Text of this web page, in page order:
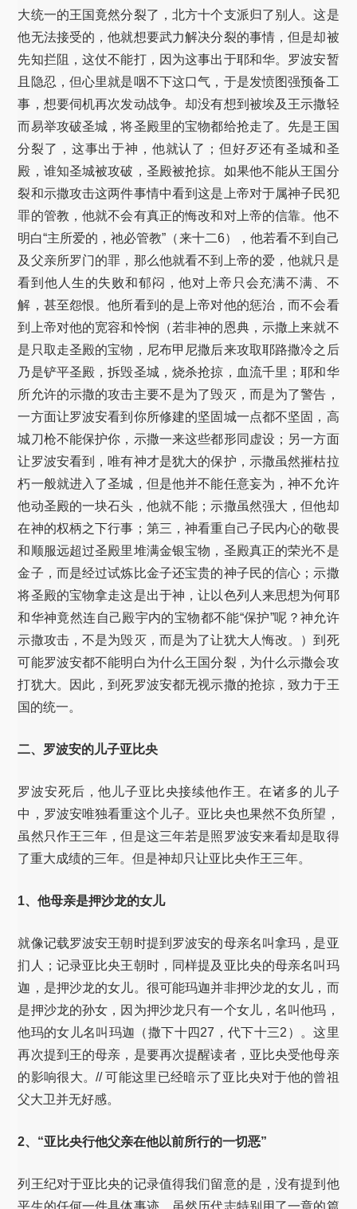
大统一的王国竟然分裂了，北方十个支派归了别人。这是
他无法接受的，他就想要武力解决分裂的事情，但是却被
先知拦阻，这仗不能打，因为这事出于耶和华。罗波安暂
且隐忍，但心里就是咽不下这口气，于是发愤图强预备工
事，想要伺机再次发动战争。却没有想到被埃及王示撒轻
而易举攻破圣城，将圣殿里的宝物都给抢走了。先是王国
分裂了，这事出于神，他就认了；但好歹还有圣城和圣
殿，谁知圣城被攻破，圣殿被抢掠。如果他不能从王国分
裂和示撒攻击这两件事情中看到这是上帝对于属神子民犯
罪的管教，他就不会有真正的悔改和对上帝的信靠。他不
明白“主所爱的，祂必管教”（来十二6），他若看不到自己
及父亲所罗门的罪，那么他就看不到上帝的爱，他就只是
看到他人生的失败和郁闷，他对上帝只会充满不满、不
解，甚至怨恨。他所看到的是上帝对他的惩治，而不会看
到上帝对他的宽容和怜悯（若非神的恩典，示撒上来就不
是只取走圣殿的宝物，尼布甲尼撒后来攻取耶路撒冷之后
乃是铲平圣殿，拆毁圣城，烧杀抢掠，血流千里；耶和华
所允许的示撒的攻击主要不是为了毁灭，而是为了警告，
一方面让罗波安看到你所修建的坚固城一点都不坚固，高
城刀枪不能保护你，示撒一来这些都形同虚设；另一方面
让罗波安看到，唯有神才是犹大的保护，示撒虽然摧枯拉
朽一般就进入了圣城，但是他并不能任意妄为，神不允许
他动圣殿的一块石头，他就不能；示撒虽然强大，但他却
在神的权柄之下行事；第三，神看重自己子民内心的敬畏
和顺服远超过圣殿里堆满金银宝物，圣殿真正的荣光不是
金子，而是经过试炼比金子还宝贵的神子民的信心；示撒
将圣殿的宝物拿走这是出于神，让以色列人来思想为何耶
和华神竟然连自己殿宇内的宝物都不能“保护”呢？神允许
示撒攻击，不是为毁灭，而是为了让犹大人悔改。）到死
可能罗波安都不能明白为什么王国分裂，为什么示撒会攻
打犹大。因此，到死罗波安都无视示撒的抢掠，致力于王
国的统一。
二、罗波安的儿子亚比央
罗波安死后，他儿子亚比央接续他作王。在诸多的儿子
中，罗波安唯独看重这个儿子。亚比央也果然不负所望，
虽然只作王三年，但是这三年若是照罗波安来看却是取得
了重大成绩的三年。但是神却只让亚比央作王三年。
1、他母亲是押沙龙的女儿
就像记载罗波安王朝时提到罗波安的母亲名叫拿玛，是亚
扪人；记录亚比央王朝时，同样提及亚比央的母亲名叫玛
迦，是押沙龙的女儿。很可能玛迦并非押沙龙的女儿，而
是押沙龙的孙女，因为押沙龙只有一个女儿，名叫他玛，
他玛的女儿名叫玛迦（撒下十四27，代下十三2）。这里
再次提到王的母亲，是要再次提醒读者，亚比央受他母亲
的影响很大。// 可能这里已经暗示了亚比央对于他的曾祖
父大卫并无好感。
2、“亚比央行他父亲在他以前所行的一切恶”
列王纪对于亚比央的记录值得我们留意的是，没有提到他
平生的任何一件具体事迹，虽然历代志特别用了一章的篇